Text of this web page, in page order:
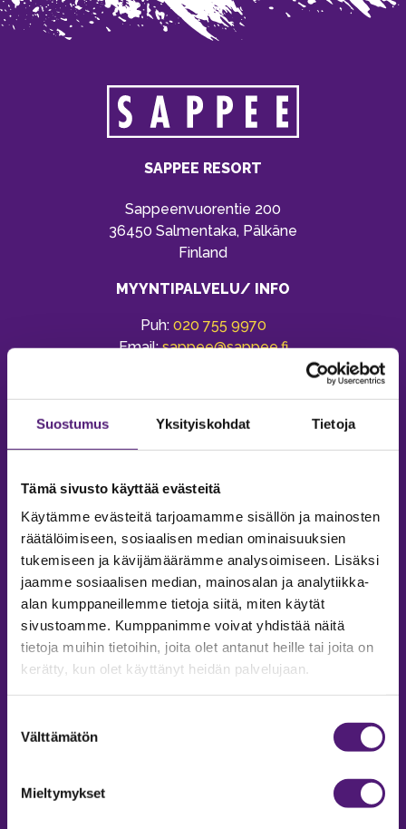
Suostumus Yksityiskohdat Tietoja
Tämä sivusto käyttää evästeitä
Käytämme evästeitä tarjoamamme sisällön ja mainosten
räätälöimiseen, sosiaalisen median ominaisuuksien
tukemiseen ja kävijämäärämme analysoimiseen. Lisäksi
jaamme sosiaalisen median, mainosalan ja analytiikka-
alan kumppaneillemme tietoja siitä, miten käytät
sivustoamme. Kumppanimme voivat yhdistää näitä
tietoja muihin tietoihin, joita olet antanut heille tai joita on
kerätty, kun olet käyttänyt heidän palvelujaan.
valinta
Välttämätön
Mieltymykset
SAPPEE RESORT
Sappeenvuorentie 200
36450 Salmentaka, Pälkäne
Finland
MYYNTIPALVELU/ INFO
Puh: 020 755 9970
Email:sappee@sappee.fi
MAJOITUS
Tiedustelut & Varaukset